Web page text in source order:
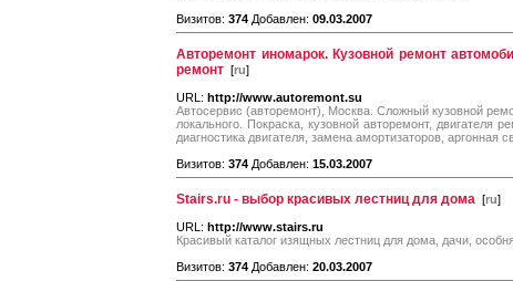
Визитов: 374 Добавлен: 09.03.2007
Авторемонт иномарок. Кузовной ремонт
ремонт [ru]
URL: http://www.autoremont.su
Автосервис (авторемонт), Москва. Сложный кузовной
локального. Покраска, кузовной авторемонт, двигателя
диагностика двигателя, замена амортизаторов, аргонная
Визитов: 374 Добавлен: 15.03.2007
Stairs.ru - выбор красивых лестниц для дома [ru]
URL: http://www.stairs.ru
Красивый каталог изящных лестниц для дома, дачи,
Визитов: 374 Добавлен: 20.03.2007